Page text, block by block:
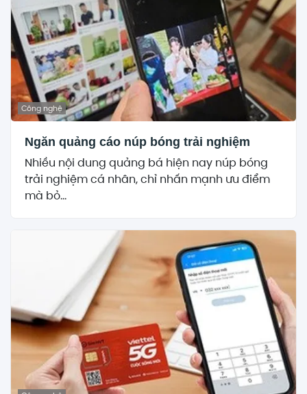
Công nghệ
Ngăn quảng cáo núp bóng trải nghiệm
Nhiều nội dung quảng bá hiện nay núp bóng
trải nghiệm cá nhân, chỉ nhấn mạnh ưu điểm
mà bỏ...